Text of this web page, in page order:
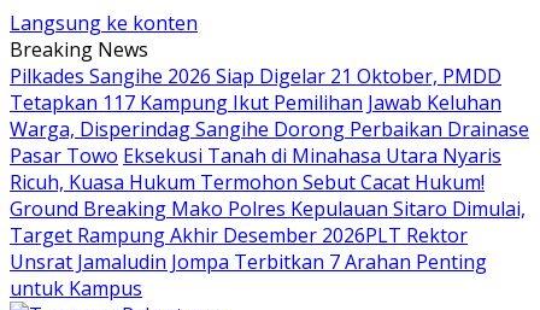
Langsung ke konten
Breaking News
Pilkades Sangihe 2026 Siap Digelar 21 Oktober, PMDD
Tetapkan 117 Kampung Ikut Pemilihan Jawab Keluhan
Warga, Disperindag Sangihe Dorong Perbaikan Drainase
Pasar Towo Eksekusi Tanah di Minahasa Utara Nyaris
Ricuh, Kuasa Hukum Termohon Sebut Cacat Hukum!
Ground Breaking Mako Polres Kepulauan Sitaro Dimulai,
Target Rampung Akhir Desember 2026​PLT Rektor
Unsrat Jamaludin Jompa Terbitkan 7 Arahan Penting
untuk Kampus